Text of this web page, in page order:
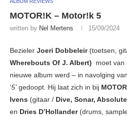
MOTOR!K – Motor!k 5
written by Nel Mertens 15/09/2024
Bezieler Joeri Dobbeleir (toetsen,
Wherebouts Of J. Albert)
moet van
nieuwe album werd – in navolging
‘5’gedoopt. Hij laat zich in bij
Ivens (gitaar / Dive, Sonar,
en Dries D’Hollander (drums,